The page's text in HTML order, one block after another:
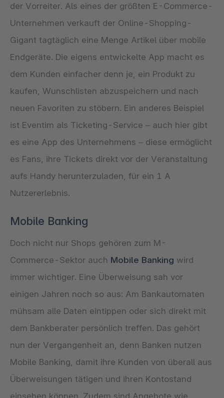
der Vorreiter. Als eines der größten E-Commerce-
Unternehmen verkauft der Online-Shopping-
Gigant tagtäglich eine Menge Artikel über mobile
Endgeräte. Die eigens entwickelte App macht es
dem Kunden einfacher denn je, ein Produkt zu
kaufen, Wunschlisten abzuspeichern und nach
neuen Favoriten zu stöbern. Ein anderes Beispiel
ist Eventim als Ticketing-Service – auch hier gibt
es eine App des Unternehmens – diese ermöglicht
es Fans, ihre Tickets direkt vor der Veranstaltung
aufs Handy herunterzuladen, für ein 1 A
Nutzererlebnis.
Mobile Banking
Doch nicht nur Shops gehören zum M-
Commerce-Sektor auch Mobile Banking wird
immer wichtiger. Eine Überweisung sah vor
einigen Jahren noch so aus: Am Bankautomaten
mühsam alle Daten eintippen oder sich direkt mit
dem Bankberater persönlich treffen. Das gehört
nun der Vergangenheit an, denn Banken nutzen
Mobile Banking, damit ihre Kunden von überall aus
Überweisungen tätigen und ihren Kontostand